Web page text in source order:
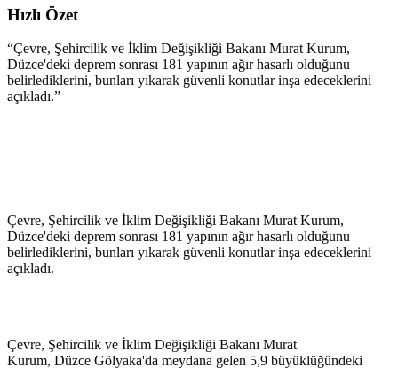
Hızlı Özet
“Çevre, Şehircilik ve İklim Değişikliği Bakanı Murat Kurum,
Düzce'deki deprem sonrası 181 yapının ağır hasarlı olduğunu
belirlediklerini, bunları yıkarak güvenli konutlar inşa edeceklerini
açıkladı.”
Çevre, Şehircilik ve İklim Değişikliği Bakanı Murat Kurum,
Düzce'deki deprem sonrası 181 yapının ağır hasarlı olduğunu
belirlediklerini, bunları yıkarak güvenli konutlar inşa edeceklerini
açıkladı.
Çevre, Şehircilik ve İklim Değişikliği Bakanı Murat
Kurum, Düzce Gölyaka'da meydana gelen 5,9 büyüklüğündeki